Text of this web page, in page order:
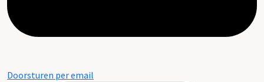
Doorsturen per email